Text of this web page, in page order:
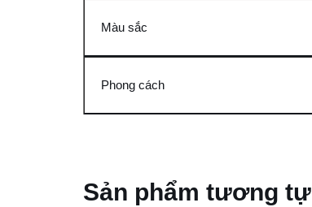
Màu sắc
Phong cách
Sản phẩm tương tự